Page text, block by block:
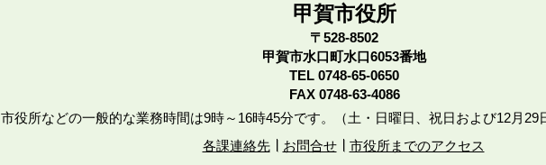
甲賀市役所
〒528-8502
甲賀市水口町水口6053番地
TEL 0748-65-0650
FAX 0748-63-4086
市役所などの一般的な業務時間は9時～16時45分です。（土・日曜日、祝日および12月29
各課連絡先
お問合せ 市役所までのアクセス